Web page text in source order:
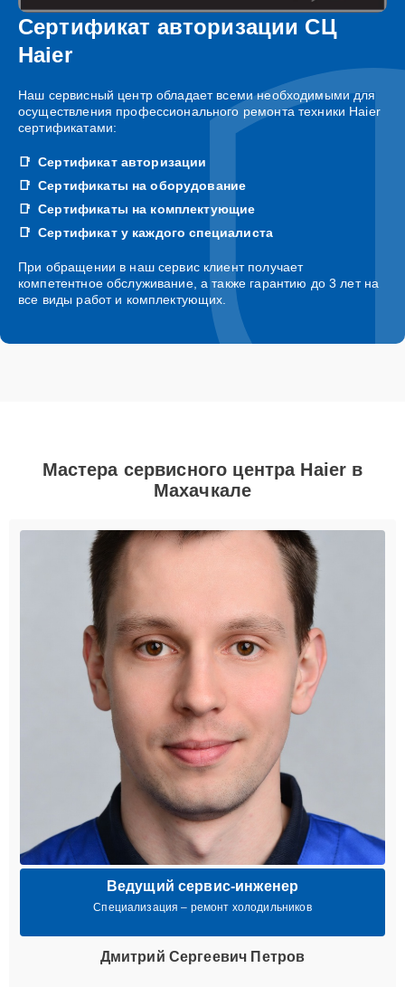
Сертификат авторизации СЦ
Haier
Наш сервисный центр обладает всеми необходимыми для
осуществления профессионального ремонта техники Haier
сертификатами:
Сертификат авторизации
Сертификаты на оборудование
Сертификаты на комплектующие
Сертификат у каждого специалиста
При обращении в наш сервис клиент получает
компетентное обслуживание, а также гарантию до 3 лет на
все виды работ и комплектующих.
Мастера сервисного центра Haier в
Махачкале
Ведущий сервис-инженер
Специализация – ремонт холодильников
Дмитрий Сергеевич Петров